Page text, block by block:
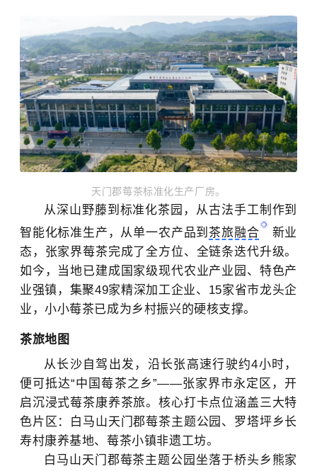
天门郡莓茶标准化生产厂房。
从深山野藤到标准化茶园，从古法手工制作到
智能化标准生产，从单一农产品到 茶旅融合
新业
态，张家界莓茶完成了全方位、全链条迭代升级。
如今，当地已建成国家级现代农业产业园、特色产
业强镇，集聚49家精深加工企业、15家省市龙头企
业，小小莓茶已成为乡村振兴的硬核支撑。
茶旅地图
从长沙自驾出发，沿长张高速行驶约4小时，
便可抵达“中国莓茶之乡”——张家界市永定区，开
启沉浸式莓茶康养茶旅。核心打卡点位涵盖三大特
色片区：白马山天门郡莓茶主题公园、罗塔坪乡长
寿村康养基地、莓茶小镇非遗工坊。
白马山天门郡莓茶主题公园坐落于桥头乡熊家